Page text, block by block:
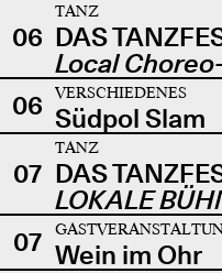
06
TANZ
DAS
Local
06
VERSCHIEDENES
Südpol Slam
07
TANZ
DAS
LOKALE
07 Wein im Ohr